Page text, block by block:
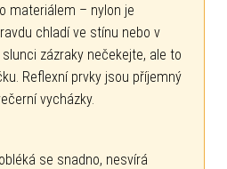
materiálem – nylon je
chladí ve stínu nebo v
zázraky nečekejte, ale to
Reflexní prvky jsou příjemný
vycházky.
se snadno, nesvírá